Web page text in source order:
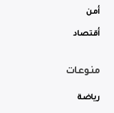
أمن
أقتصاد
منوعات
رياضة